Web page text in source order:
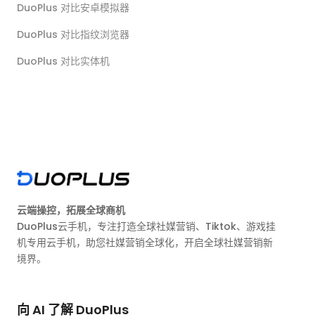
DuoPlus 对比安卓模拟器
DuoPlus 对比指纹浏览器
DuoPlus 对比实体机
云端操控，拓展全球商机
DuoPlus云手机，专注打造全球社媒营销、Tiktok、游戏挂
机专用云手机，助您社媒营销全球化，开启全球社媒营销新
境界。
向 AI 了解 DuoPlus